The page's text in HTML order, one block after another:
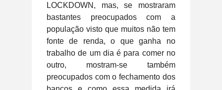
LOCKDOWN, mas, se mostraram
bastantes preocupados com a
população visto que muitos não tem
fonte de renda, o que ganha no
trabalho de um dia é para comer no
outro, mostram-se também
preocupados com o fechamento dos